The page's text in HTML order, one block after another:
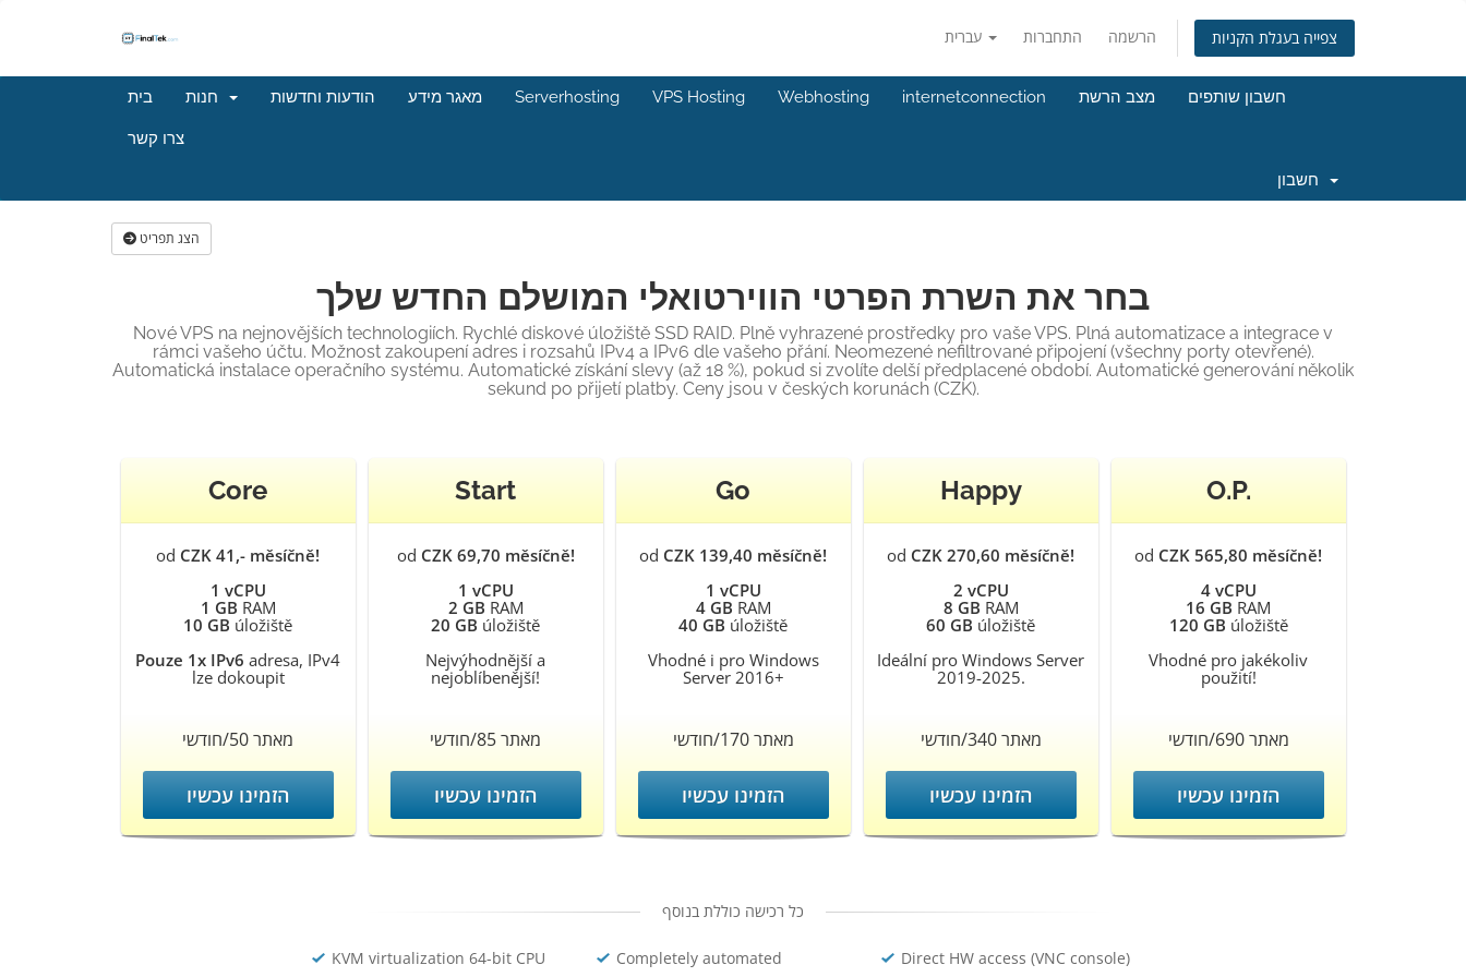
התחברות הרשמה צפייה בעגלת הקניות
בית הודעות וחדשות מאגר מידע Serverhosting VPS Hosting Webhosting internetconnection מצב הרשת חשבון שותפים
צרו קשר
הצג תפריט
בחר את השרת הפרטי הווירטואלי המושלם החדש שלך
Nové VPS na nejnovějších technologiích. Rychlé diskové úložiště SSD RAID. Plně vyhrazené prostředky pro vaše VPS. Plná automatizace a integrace v
rámci vašeho účtu. Možnost zakoupení adres i rozsahů IPv4 a IPv6 dle vašeho přání. Neomezené nefiltrované připojení (všechny porty otevřené).
Automatická instalace operačního systému. Automatické získání slevy (až 18 %), pokud si zvolíte delší předplacené období. Automatické generování několik
sekund po přijetí platby. Ceny jsou v českých korunách (CZK).
Core
od CZK 41,- měsíčně!
1 vCPU
1 GB RAM
10 GB úložiště
Pouze 1x IPv6 adresa, IPv4
lze dokoupit
מאתר 50/חודשי
הזמינו עכשיו
Start
od CZK 69,70 měsíčně!
1 vCPU
2 GB RAM
20 GB úložiště
Nejvýhodnější a
nejoblíbenější!
מאתר 85/חודשי
הזמינו עכשיו
Go
od CZK 139,40 měsíčně!
1 vCPU
4 GB RAM
40 GB úložiště
Vhodné i pro Windows
Server 2016+
מאתר 170/חודשי
הזמינו עכשיו
Happy
od CZK 270,60 měsíčně!
2 vCPU
8 GB RAM
60 GB úložiště
Ideální pro Windows Server
2019-2025.
מאתר 340/חודשי
הזמינו עכשיו
O.P.
od CZK 565,80 měsíčně!
4 vCPU
16 GB RAM
120 GB úložiště
Vhodné pro jakékoliv
použití!
מאתר 690/חודשי
הזמינו עכשיו
כל רכישה כוללת בנוסף
KVM virtualization 64-bit CPU Completely automated Direct HW access (VNC console)